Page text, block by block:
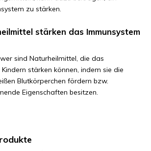
zu stärken.
stärken das Immunsystem
sind Naturheilmittel, die das
stärken können, indem sie die
Blutkörperchen fördern bzw.
Eigenschaften besitzen.